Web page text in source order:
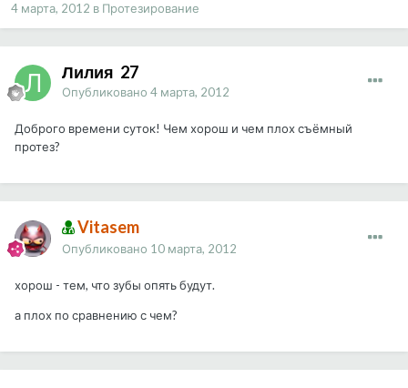
4 марта, 2012 в Протезирование
Лилия_27
Опубликовано 4 марта, 2012
Доброго времени суток! Чем хорош и чем плох съёмный
протез?
Vitasem
Опубликовано 10 марта, 2012
хорош - тем, что зубы опять будут.
а плох по сравнению с чем?